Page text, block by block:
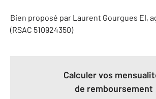
Bien proposé par Laurent Gourgues EI,
(RSAC 510924350)
Calculer vos
de remboursement